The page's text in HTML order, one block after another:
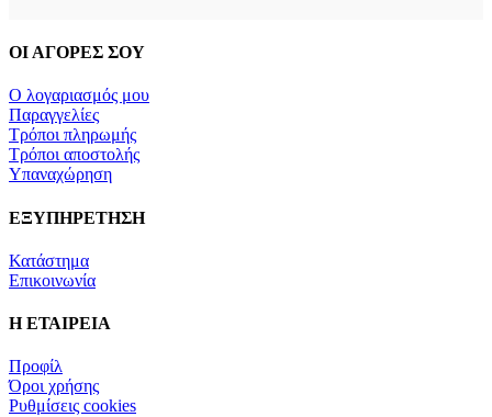
ΟΙ ΑΓΟΡΕΣ ΣΟΥ
Ο λογαριασμός μου
Παραγγελίες
Τρόποι πληρωμής
Τρόποι αποστολής
Υπαναχώρηση
ΕΞΥΠΗΡΕΤΗΣΗ
Κατάστημα
Επικοινωνία
Η ΕΤΑΙΡΕΙΑ
Προφίλ
Όροι χρήσης
Ρυθμίσεις cookies